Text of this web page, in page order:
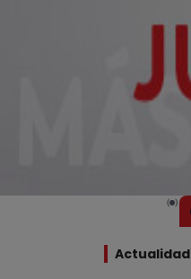
Actualidad